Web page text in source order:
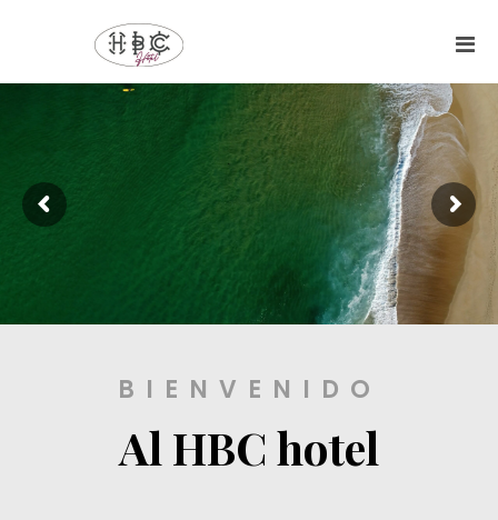
BIENVENIDO
Al HBC hotel